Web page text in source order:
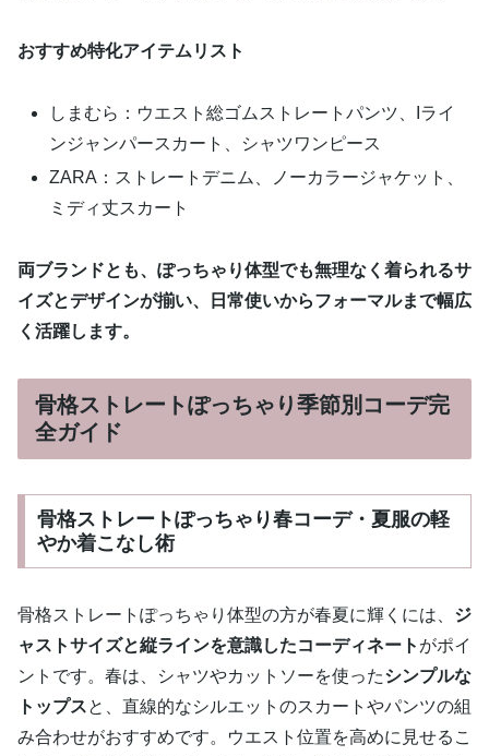
おすすめ特化アイテムリスト
しまむら：ウエスト総ゴムストレートパンツ、Iライ
ンジャンパースカート、シャツワンピース
ZARA：ストレートデニム、ノーカラージャケット、
ミディ丈スカート
両ブランドとも、ぽっちゃり体型でも無理なく着られるサ
イズとデザインが揃い、日常使いからフォーマルまで幅広
く活躍します。
骨格ストレートぽっちゃり季節別コーデ完
全ガイド
骨格ストレートぽっちゃり春コーデ・夏服の軽
やか着こなし術
骨格ストレートぽっちゃり体型の方が春夏に輝くには、 ジ
ャストサイズと縦ラインを意識したコーディネート がポイ
ントです。春は、シャツやカットソーを使ったシンプルな
トップスと、直線的なシルエットのスカートやパンツの組
み合わせがおすすめです。ウエスト位置を高めに見せるこ